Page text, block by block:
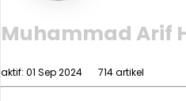
Muhammad Arif
aktif: 01 Sep 2024 714 artikel